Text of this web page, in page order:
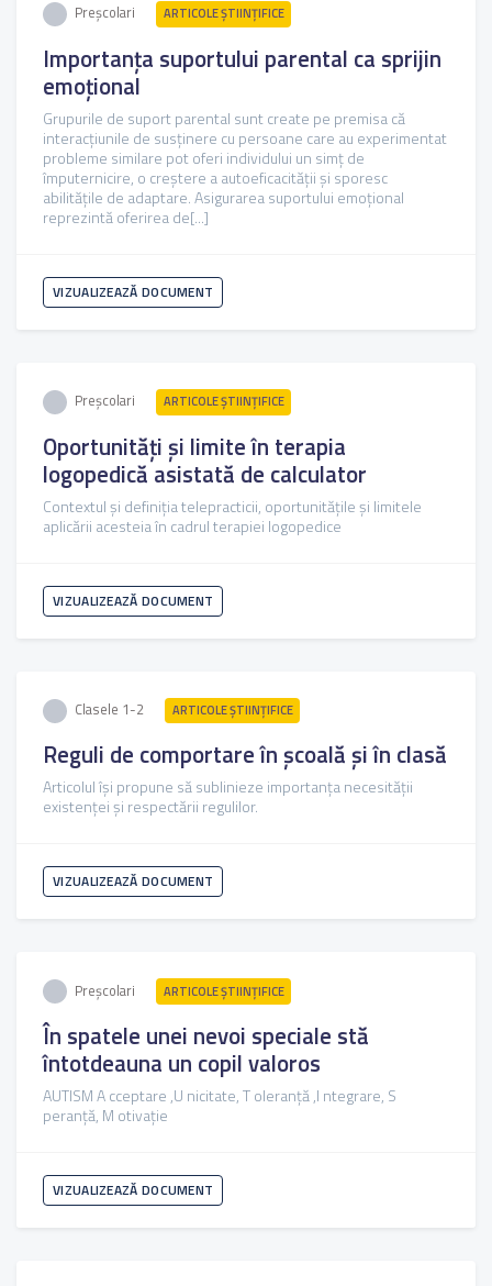
Preșcolari ARTICOLE ŞTIINȚIFICE
Importanța suportului parental ca sprijin
emoțional
Grupurile de suport parental sunt create pe premisa că
interacțiunile de susținere cu persoane care au experimentat
probleme similare pot oferi individului un simț de
împuternicire, o creștere a autoeficacității și sporesc
abilitățile de adaptare. Asigurarea suportului emoțional
reprezintă oferirea de[...]
VIZUALIZEAZĂ DOCUMENT
Preșcolari ARTICOLE ŞTIINȚIFICE
Oportunități și limite în terapia
logopedică asistată de calculator
Contextul și definiția telepracticii, oportunitățile și limitele
aplicării acesteia în cadrul terapiei logopedice
VIZUALIZEAZĂ DOCUMENT
Clasele 1-2 ARTICOLE ŞTIINȚIFICE
Reguli de comportare în şcoală şi în clasă
Articolul își propune să sublinieze importanța necesității
existenței și respectării regulilor.
VIZUALIZEAZĂ DOCUMENT
Preșcolari ARTICOLE ŞTIINȚIFICE
În spatele unei nevoi speciale stă
întotdeauna un copil valoros
AUTISM A cceptare ,U nicitate, T oleranță ,I ntegrare, S
peranță, M otivație
VIZUALIZEAZĂ DOCUMENT